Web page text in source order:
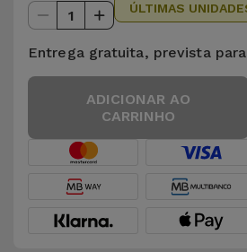
1 ÚLTIMAS
Entrega gratuita, prevista para
ADICIONAR AO
CARRINHO